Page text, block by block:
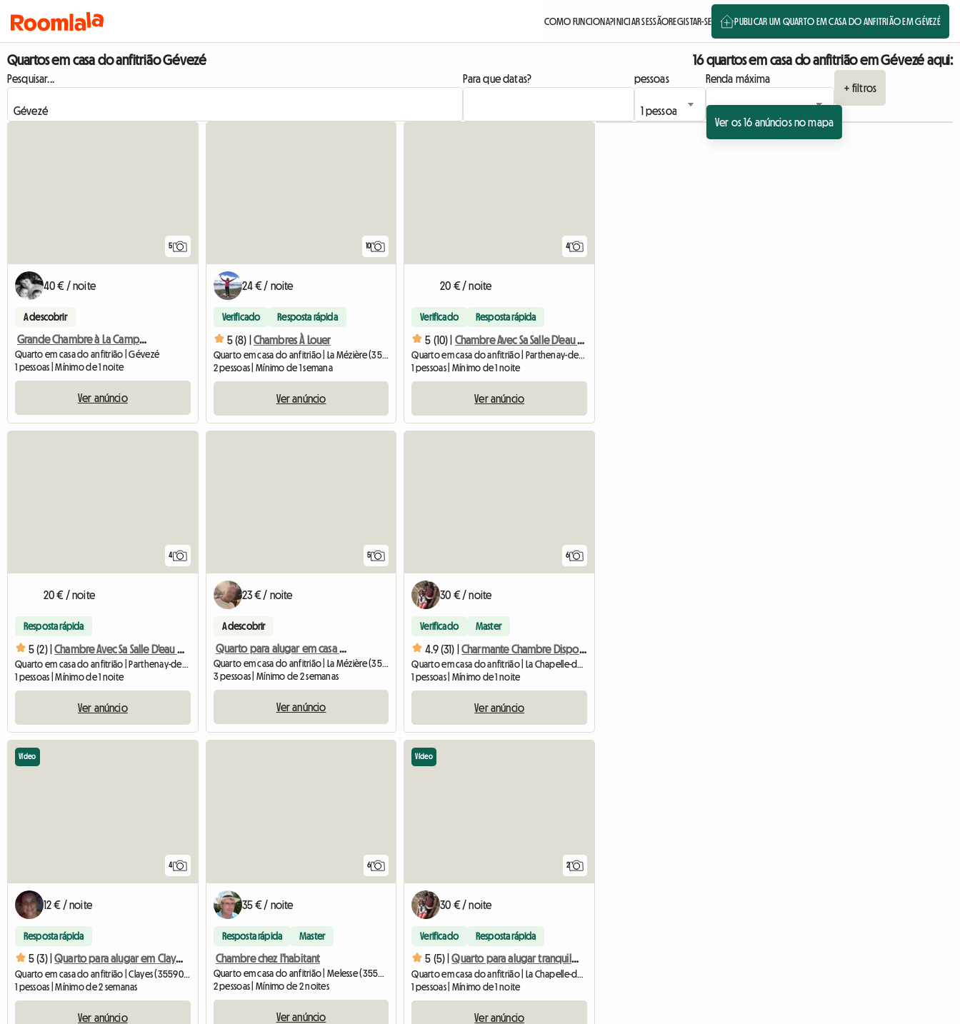
COMO FUNCIONA?INICIAR SESSÃOREGISTAR-SE PUBLICAR UM QUARTO EM CASA DO ANFITRIÃO EM GÉVEZÉ
Quartos em casa do anfitrião Gévezé 16 quartos em casa do anfitrião em Gévezé aqui:
Pesquisar... Para que datas? pessoas
Renda máxima
+ filtros
Ver os 16 anúncios no mapa
5
40 € / noite
A descobrir
Grande Chambre à La Campagne
Quarto em casa do anfitrião | Gévezé
1 pessoas | Mínimo de 1 noite
Ver anúncio
10
24 € / noite
Verificado Resposta rápida
5 (8) | Chambres À Louer
Quarto em casa do anfitrião | La Mézière (35520) | 19 M2
2 pessoas | Mínimo de 1 semana
Ver anúncio
4
20 € / noite
Verificado Resposta rápida
5 (10) | Chambre Avec Sa Salle D'eau Et Wc
Quarto em casa do anfitrião | Parthenay-de-Bretagne (35850) | 20 M2
1 pessoas | Mínimo de 1 noite
Ver anúncio
4
20 € / noite
Resposta rápida
5 (2) | Chambre Avec Sa Salle D'eau Et Wc
Quarto em casa do anfitrião | Parthenay-de-Bretagne (35850) | 20 M2
1 pessoas | Mínimo de 1 noite
Ver anúncio
5
23 € / noite
A descobrir
Quarto para alugar em casa grande
Quarto em casa do anfitrião | La Mézière (35520) | 15 M2
3 pessoas | Mínimo de 2 semanas
Ver anúncio
6
30 € / noite
Verificado Master
4.9 (31) | Charmante Chambre Disponible
Quarto em casa do anfitrião | La Chapelle-des-Fougeretz (35520) | 12 M2
1 pessoas | Mínimo de 1 noite
Ver anúncio
4
Vídeo
12 € / noite
Resposta rápida
5 (3) | Quarto para alugar em Clayes (35)
1 pessoas | Mínimo de 2 semanas
Ver anúncio
6
35 € / noite
Resposta rápida Master
Chambre chez l'habitant
2 pessoas | Mínimo de 2 noites
Ver anúncio
2
Vídeo
30 € / noite
Verificado Resposta rápida
5 (5) | Quarto para alugar tranquilo e perto de Rennes
1 pessoas | Mínimo de 1 noite
Ver anúncio